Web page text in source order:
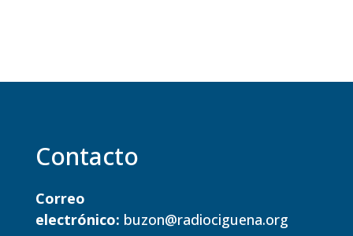
Contacto
Correo
electrónico: buzon@radiociguena.org